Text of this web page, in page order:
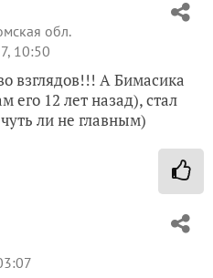
обл.
10:50
взглядов!!! А Бимасика
его 12 лет назад), стал
ли не главным)